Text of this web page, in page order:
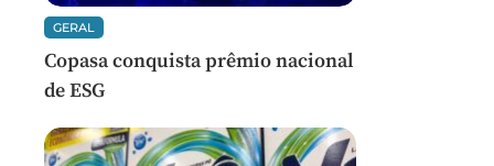
GERAL
Copasa conquista prêmio nacional
de ESG